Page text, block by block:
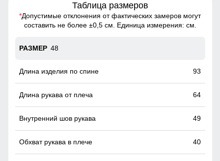
Это практичное и удобное решение для повседневного
использования. Они легко вмещают телефон, перчатки и
сумки. Карманы расположены удобно и защищены от
Куртка из натурального меха песца!
Этот стильный и теплый предмет гардероба не только
защитит вас от холода, но и сделает ваш образ
незабываемым. Идеальна для вечерних прогулок и
светских мероприятий. Привлекайте взгляды и ощущайте
себя королевой зимы!
Таблица размеров
*Допустимые отклонения от фактических замеров могут
составить не более ±0,5 см. Единица измерения: см.
48
93
64
49
40